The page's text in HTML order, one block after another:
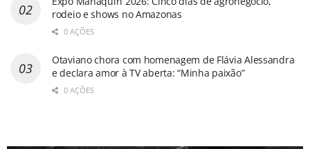
rodeio e shows no Amazonas
0 AÇÕES
Otaviano chora com homenagem de Flávia Alessandra
e declara amor à TV aberta: “Minha paixão”
0 AÇÕES